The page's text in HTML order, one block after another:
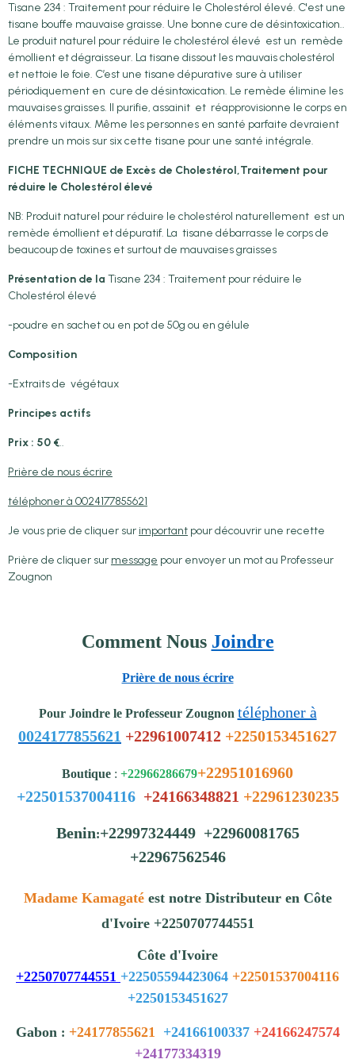
Tisane 234 : Traitement pour réduire le Cholestérol élevé. C'est une
tisane bouffe mauvaise graisse. Une bonne cure de désintoxication..
Le produit naturel pour réduire le cholestérol élevé est un remède
émollient et dégraisseur. La tisane dissout les mauvais cholestérol
et nettoie le foie. C’est une tisane dépurative sure à utiliser
périodiquement en cure de désintoxication. Le remède élimine les
mauvaises graisses. Il purifie, assainit et réapprovisionne le corps en
éléments vitaux. Même les personnes en santé parfaite devraient
prendre un mois sur six cette tisane pour une santé intégrale.
FICHE TECHNIQUE de Excès de Cholestérol,Traitement pour
réduire le Cholestérol élevé
NB: Produit naturel pour réduire le cholestérol naturellement est un
remède émollient et dépuratif. La tisane débarrasse le corps de
beaucoup de toxines et surtout de mauvaises graisses
Présentation de la Tisane 234 : Traitement pour réduire le
Cholestérol élevé
-poudre en sachet ou en pot de 50g ou en gélule
Composition
-Extraits de végétaux
Principes actifs
Prix : 50 €..
Prière de nous écrire
téléphoner à 0024177855621
Je vous prie de cliquer sur important pour découvrir une recette
Prière de cliquer sur message pour envoyer un mot au Professeur
Zougnon
Comment Nous Joindre
Prière de nous écrire
Pour Joindre le Professeur Zougnon téléphoner à
0024177855621 +22961007412 +2250153451627
Boutique : +22966286679+22951016960
+22501537004116+24166348821 +22961230235
Benin:+22997324449 +22960081765
+22967562546
Madame Kamagaté est notre Distributeur en Côte
d'Ivoire +2250707744551
Côte d'Ivoire
+2250707744551 +22505594423064 +22501537004116
+2250153451627
Gabon : +24177855621 +24166100337 +24166247574
+24177334319